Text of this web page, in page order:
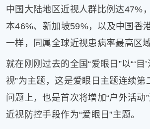
中国大陆地区近视人群比例达47%
本46%、新加坡59%，以及中国香
一样，同属全球近视患病率最高区域
就在刚刚过去的全国“爱眼日”以“‘目
视”为主题，这是爱眼日主题连续第
问题上，也是首次将增加“户外活动
近视防控手段作为“爱眼日”主题。